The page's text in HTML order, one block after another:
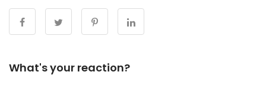
What's your reaction?